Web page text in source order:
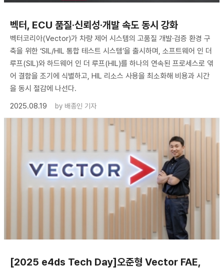
벡터, ECU 품질·신뢰성·개발 속도 동시 강화
벡터코리아(Vector)가 차량 제어 시스템의 고품질 개발·검증 환경 구
축을 위한 ‘SIL/HIL 통합 테스트 시스템’을 출시하며, 소프트웨어 인 더
루프(SIL)와 하드웨어 인 더 루프(HIL)를 하나의 연속된 프로세스로 엮
어 결함을 조기에 식별하고, HIL 리소스 사용을 최소화해 비용과 시간
을 동시 절감에 나선다.
2025.08.19
by 배종인 기자
[2025 e4ds Tech Day]오준형 Vector FAE,